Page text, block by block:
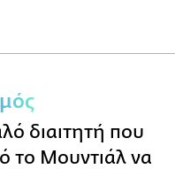
διαιτητή που
το Μουντιάλ να